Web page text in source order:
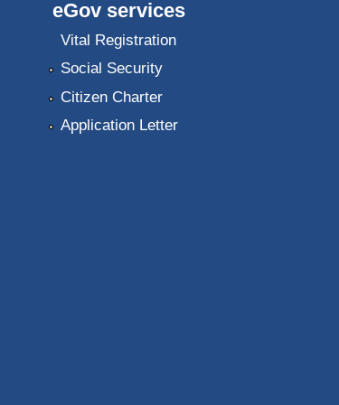
eGov services
Vital Registration
Social Security
Citizen Charter
Application Letter